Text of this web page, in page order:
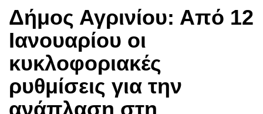
Δήμος Αγρινίου: Από 12
Ιανουαρίου οι
κυκλοφοριακές
ρυθμίσεις για την
ανάπλαση στη